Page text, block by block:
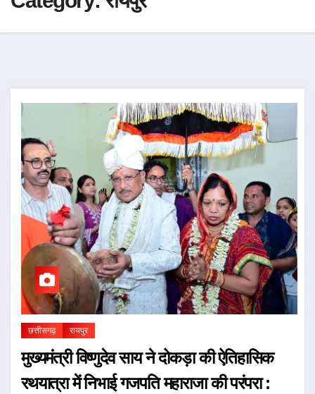
छत्तीसगढ़ रायपुर
मुख्यमंत्री विष्णुदेव साय ने दोकड़ा की ऐतिहासिक
रथयात्रा में निभाई गजपति महाराजा की परंपरा :